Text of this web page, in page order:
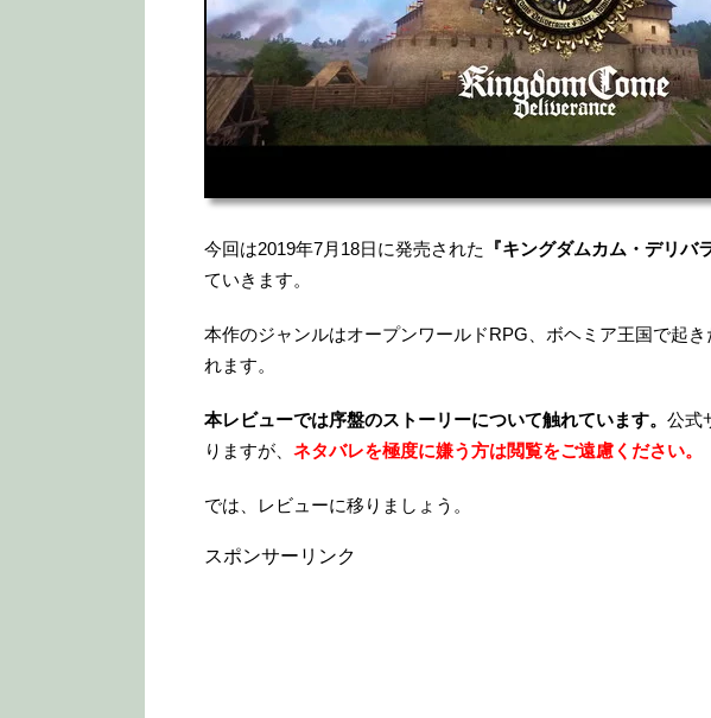
今回は2019年7月18日に発売された 『キングダムカム・デリバ
ていきます。
本作のジャンルはオープンワールドRPG、ボヘミア王国で起き
れます。
本レビューでは序盤のストーリーについて触れています。 公式
りますが、 ネタバレを極度に嫌う方は閲覧をご遠慮ください。
では、レビューに移りましょう。
スポンサーリンク